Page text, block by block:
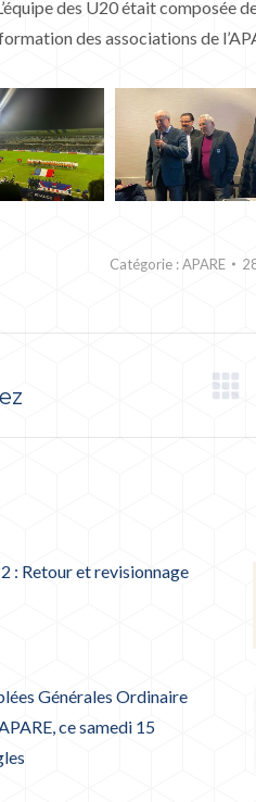
des U20 était
des associations de
Catégorie :APARE
: Retour et revisionnage
Générales Ordinaire
ce samedi 15